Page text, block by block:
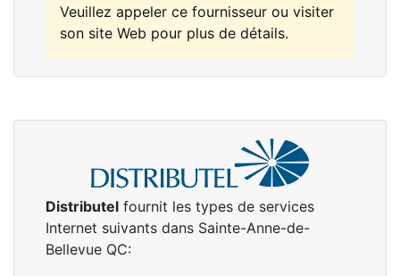
Veuillez appeler ce fournisseur ou visiter
son site Web pour plus de détails.
Distributel fournit les types de services
Internet suivants dans Sainte-Anne-de-
Bellevue QC: